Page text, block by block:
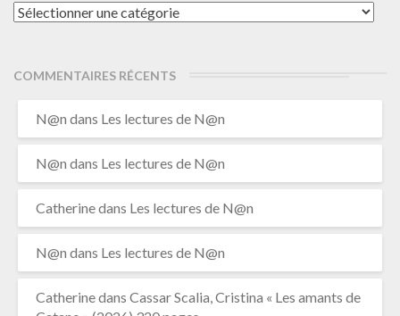
Catégories
COMMENTAIRES RÉCENTS
N@n dans Les lectures de N@n
N@n dans Les lectures de N@n
Catherinedans Les lectures de N@n
N@n dans Les lectures de N@n
Catherinedans Cassar Scalia, Cristina « Les amants de